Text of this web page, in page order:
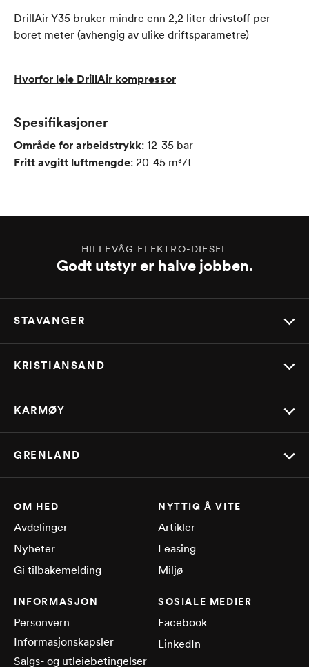
DrillAir Y35 bruker mindre enn 2,2 liter drivstoff per
boret meter (avhengig av ulike driftsparametre)
Hvorfor leie DrillAir kompressor
Spesifikasjoner
Område for arbeidstrykk: 12-35 bar
Fritt avgitt luftmengde: 20-45 m³/t
HILLEVÅG ELEKTRO-DIESEL
Godt utstyr er halve jobben.
STAVANGER
KRISTIANSAND
KARMØY
GRENLAND
OM HED
Avdelinger
Nyheter
Gi tilbakemelding
NYTTIG Å VITE
Artikler
Leasing
Miljø
INFORMASJON
Personvern
Informasjonskapsler
Salgs- og utleiebetingelser
SOSIALE MEDIER
Facebook
LinkedIn